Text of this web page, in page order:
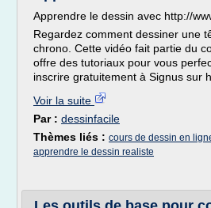
Apprendre le dessin avec http://
Regardez comment dessiner une
chrono. Cette vidéo fait partie du
offre des tutoriaux pour vous
inscrire gratuitement à Signus sur
Voir la suite
Par : dessinfacile
Thèmes liés : cours de dessin en
apprendre le dessin realiste